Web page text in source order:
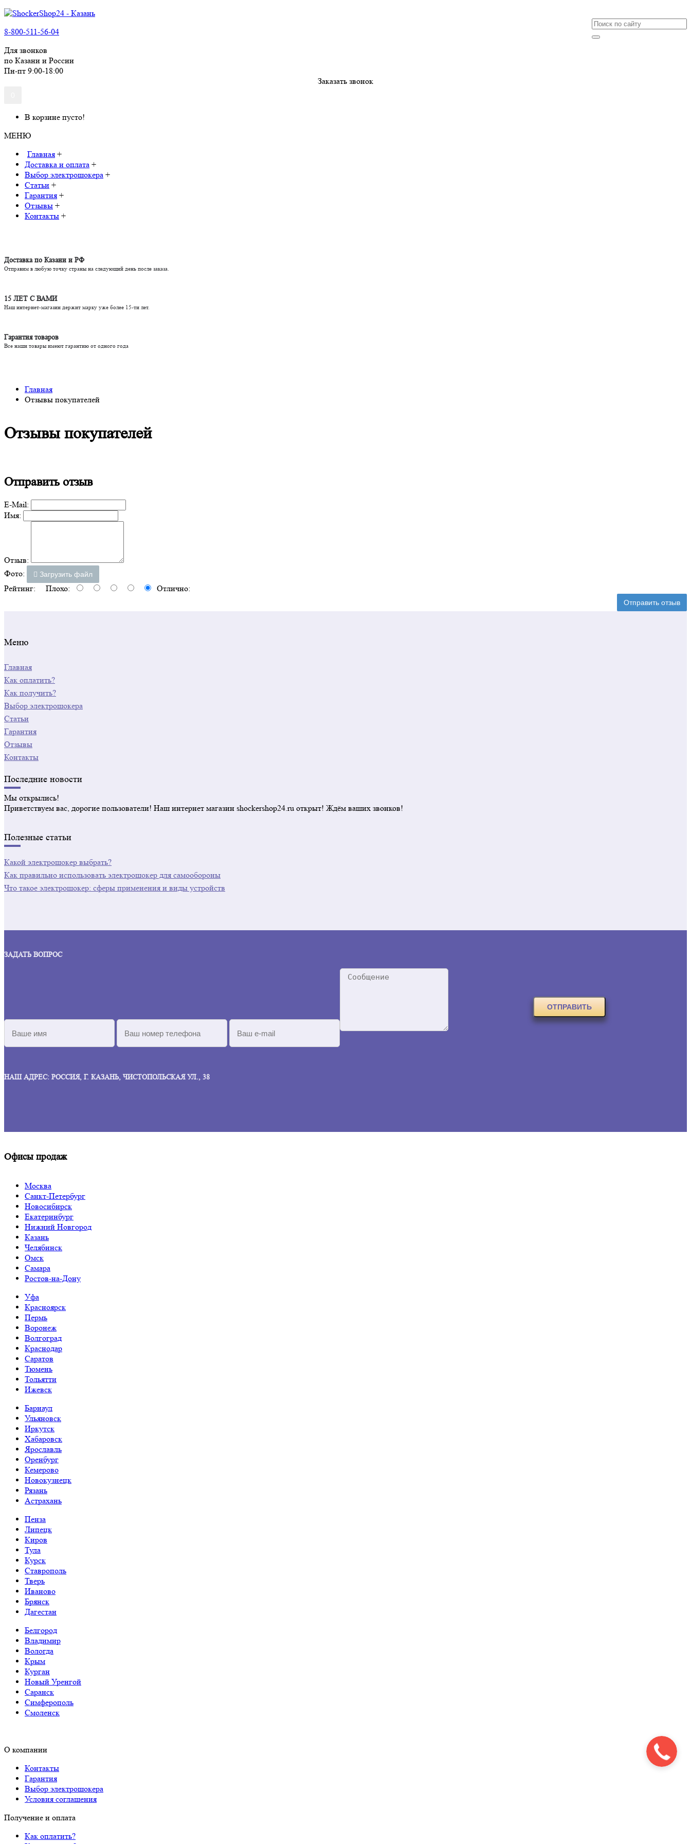
8-800-511-56-04
Для звонков
по Казани и России
Пн-пт 9:00-18:00
Заказать звонок
В корзине пусто!
МЕНЮ
Главная +
Доставка и оплата +
Выбор электрошокера +
Статьи +
Гарантия +
Отзывы +
Контакты +
Доставка по Казани и РФ
Отправим в любую точку страны на следующий день после заказа.
15 ЛЕТ С ВАМИ
Наш интернет-магазин держит марку уже более 15-ти лет.
Гарантия товаров
Все наши товары имеют гарантию от одного года
Главная
Отзывы покупателей
Отзывы покупателей
Отправить отзыв
E-Mail:
Имя:
Отзыв:
Фото:
Загрузить файл
Рейтинг: Плохо: Отлично:
Отправить отзыв
Меню
Главная
Как оплатить?
Как получить?
Выбор электрошокера
Статьи
Гарантия
Отзывы
Контакты
Последние новости
Мы открылись!
Приветствуем вас, дорогие пользователи! Наш интернет магазин shockershop24.ru открыт! Ждём ваших звонков!
Полезные статьи
Какой электрошокер выбрать?
Как правильно использовать электрошокер для самообороны
Что такое электрошокер: сферы применения и виды устройств
ЗАДАТЬ ВОПРОС
ОТПРАВИТЬ
НАШ АДРЕС: РОССИЯ, Г. КАЗАНЬ, ЧИСТОПОЛЬСКАЯ УЛ., 38
Офисы продаж
Москва
Санкт-Петербург
Новосибирск
Екатеринбург
Нижний Новгород
Казань
Челябинск
Омск
Самара
Ростов-на-Дону
Уфа
Красноярск
Пермь
Воронеж
Волгоград
Краснодар
Саратов
Тюмень
Тольятти
Ижевск
Барнаул
Ульяновск
Иркутск
Хабаровск
Ярославль
Оренбург
Кемерово
Новокузнецк
Рязань
Астрахань
Пенза
Липецк
Киров
Тула
Курск
Ставрополь
Тверь
Иваново
Брянск
Дагестан
Белгород
Владимир
Вологда
Крым
Курган
Новый Уренгой
Саранск
Симферополь
Смоленск
О компании
Контакты
Гарантия
Выбор электрошокера
Условия соглашения
Получение и оплата
Как оплатить?